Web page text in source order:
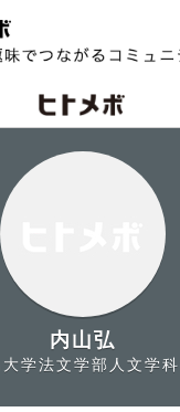
内山弘
大学法文学部人文学